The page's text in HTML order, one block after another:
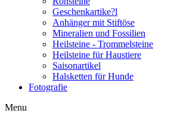
Geschenkartike?l
Anhänger mit Stiftöse
Mineralien und Fossilien
Heilsteine - Trommelsteine
Heilsteine für Haustiere
Saisonartikel
Halsketten für Hunde
Fotografie
Menu